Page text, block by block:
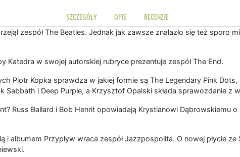
SZCZEGÓŁY OPIS RECENZJE
zespół The Beatles. Jednak jak zawsze znalazło się też sporo
Katedra w swojej autorskiej rubryce prezentuje zespół The End.
Piotr Kopka sprawdza w jakiej formie są The Legendary Pink Dots,
Sabbath i Deep Purple, a Krzysztof Opalski składa sprawozdanie z
Russ Ballard i Bob Henrit opowiadają Krystianowi Dąbrowskiemu o
i albumem Przypływ wraca zespół Jazzpospolita. O nowej płycie